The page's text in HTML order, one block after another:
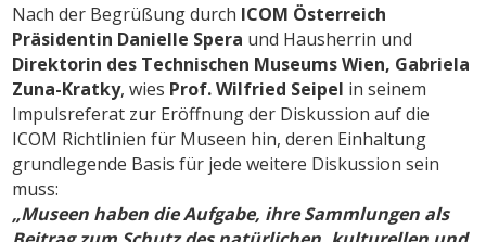
Nach der Begrüßung durch ICOM Österreich
Präsidentin Danielle Spera und Hausherrin und
Direktorin des Technischen Museums Wien, Gabriela
Zuna-Kratky, wies Prof. Wilfried Seipel in seinem
Impulsreferat zur Eröffnung der Diskussion auf die
ICOM Richtlinien für Museen hin, deren Einhaltung
grundlegende Basis für jede weitere Diskussion sein
muss:
„Museen haben die Aufgabe, ihre Sammlungen als